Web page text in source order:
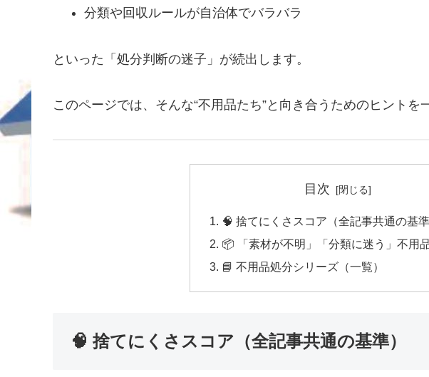
分類や回収ルールが自治体でバラバラ
といった「処分判断の迷子」が続出します。
このページでは、そんな“不用品たち”と向き合うためのヒントを
目次
🧠 捨てにくさスコア（全記事共通の基準
📦 「素材が不明」「分類に迷う」不用
📘 不用品処分シリーズ（一覧）
🧠 捨てにくさスコア（全記事共通の基準）